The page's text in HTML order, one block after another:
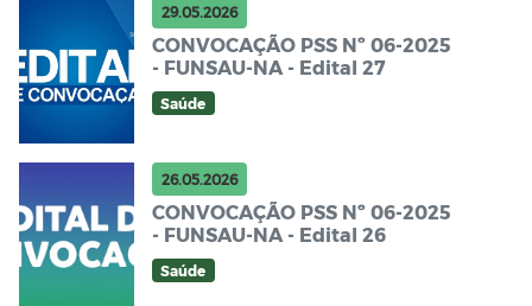
29.05.2026
CONVOCAÇÃO PSS Nº 06-2025
- FUNSAU-NA - Edital 27
Saúde
26.05.2026
CONVOCAÇÃO PSS Nº 06-2025
- FUNSAU-NA - Edital 26
Saúde